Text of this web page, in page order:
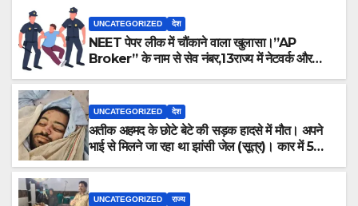
UNCATEGORIZED देश
NEET पेपर लीक में चौंकाने वाला खुलासा।”AP
Broker” के नाम से सेव नंबर,13राज्य में नेटवर्क और
UNCATEGORIZED देश
अतीक अहमद के छोटे बेटे की सड़क हादसे में मौत। अपने
भाई से मिलने जा रहा था झांसी जेल (सूत्र)। कार में 5
UNCATEGORIZED राज्य